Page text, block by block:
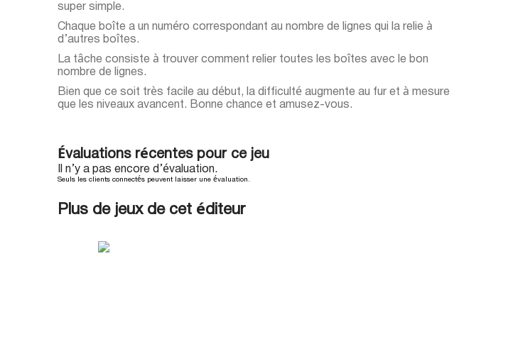
super simple.
Chaque boîte a un numéro correspondant au nombre de lignes qui la relie à
d’autres boîtes.
La tâche consiste à trouver comment relier toutes les boîtes avec le bon
nombre de lignes.
Bien que ce soit très facile au début, la difficulté augmente au fur et à mesure
que les niveaux avancent. Bonne chance et amusez-vous.
Évaluations récentes pour ce jeu
Il n’y a pas encore d’évaluation.
Seuls les clients connectés peuvent laisser une évaluation.
Plus de jeux de cet éditeur